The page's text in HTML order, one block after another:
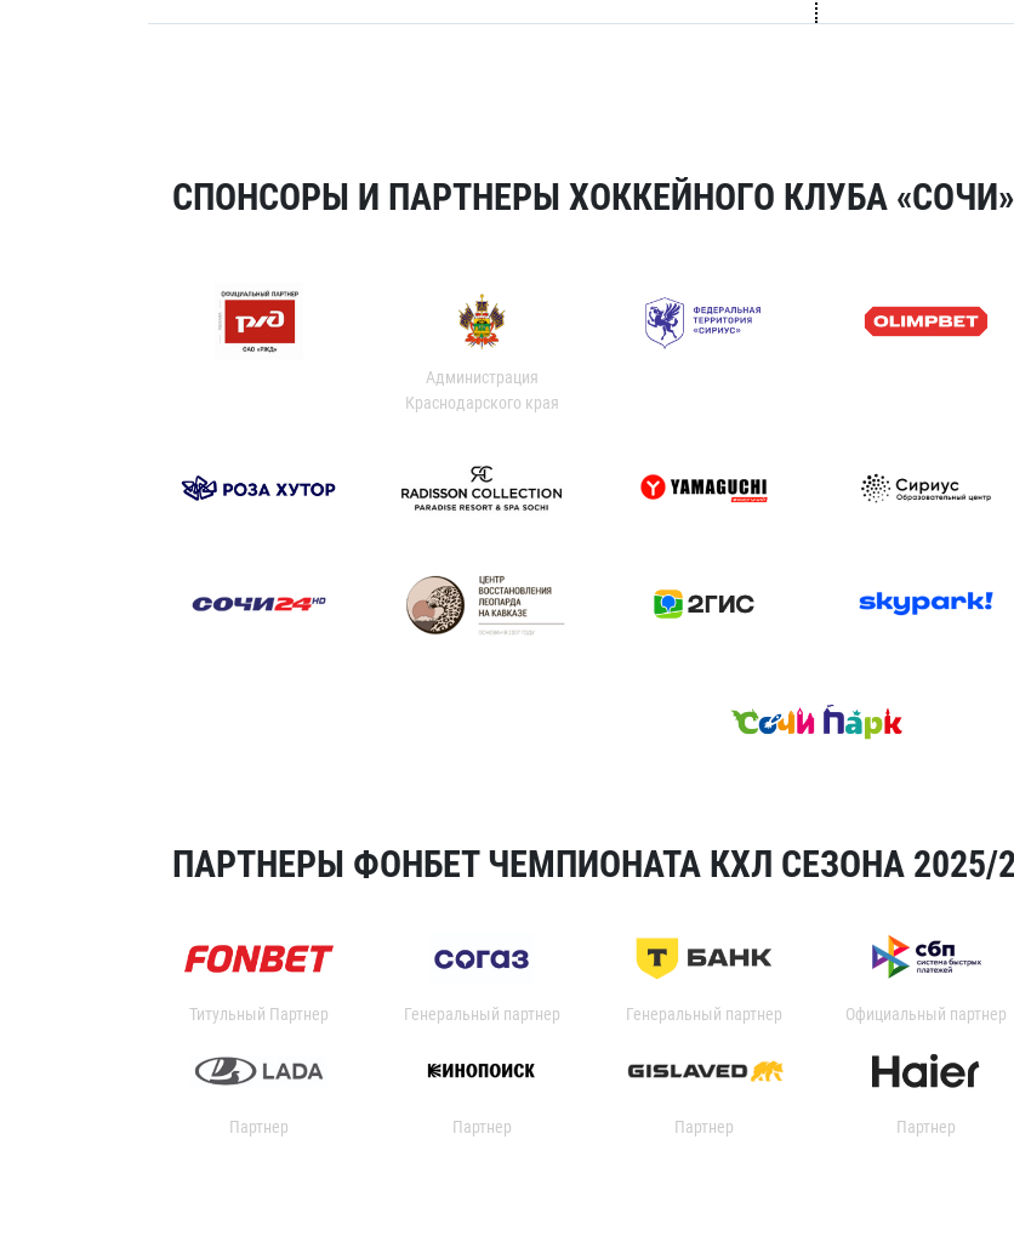
СПОНСОРЫ И ПАРТНЕРЫ ХОККЕЙНОГО КЛУБА «СОЧИ»
Администрация
Краснодарского края
ПАРТНЕРЫ ФОНБЕТ ЧЕМПИОНАТА КХЛ СЕЗОНА 2025/
Титульный Партнер Генеральный партнер Генеральный партнер Официальный партнер
Партнер Партнер Партнер Партнер